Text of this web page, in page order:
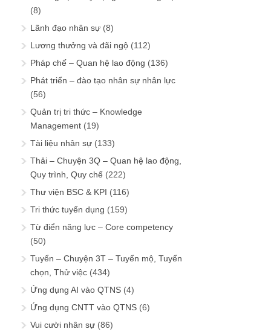
(8)
Lãnh đạo nhân sự (8)
Lương thưởng và đãi ngộ (112)
Pháp chế – Quan hệ lao động (136)
Phát triển – đào tạo nhân sự nhân lực
(56)
Quản trị tri thức – Knowledge
Management (19)
Tài liệu nhân sự (133)
Thải – Chuyện 3Q – Quan hệ lao động,
Quy trình, Quy chế (222)
Thư viện BSC & KPI (116)
Tri thức tuyển dụng (159)
Từ điển năng lực – Core competency
(50)
Tuyển – Chuyện 3T – Tuyển mộ, Tuyển
chọn, Thử việc (434)
Ứng dụng AI vào QTNS (4)
Ứng dụng CNTT vào QTNS (6)
Vui cười nhân sự (86)